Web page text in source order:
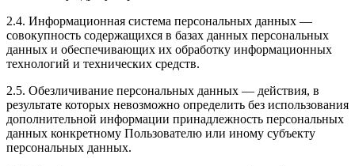
2.4. Информационная система персональных данных —
совокупность содержащихся в базах данных персональных
данных и обеспечивающих их обработку информационных
технологий и технических средств.
2.5. Обезличивание персональных данных — действия, в
результате которых невозможно определить без использования
дополнительной информации принадлежность персональных
данных конкретному Пользователю или иному субъекту
персональных данных.